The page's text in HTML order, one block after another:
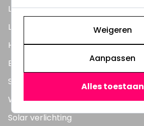
LED TL Buizen
LED Panelen
Highbay's / Ufo's
Bouwlampen
Straatlampen
Wandlampen
Solar verlichting
Weigeren
Aanpassen
Alles toestaan